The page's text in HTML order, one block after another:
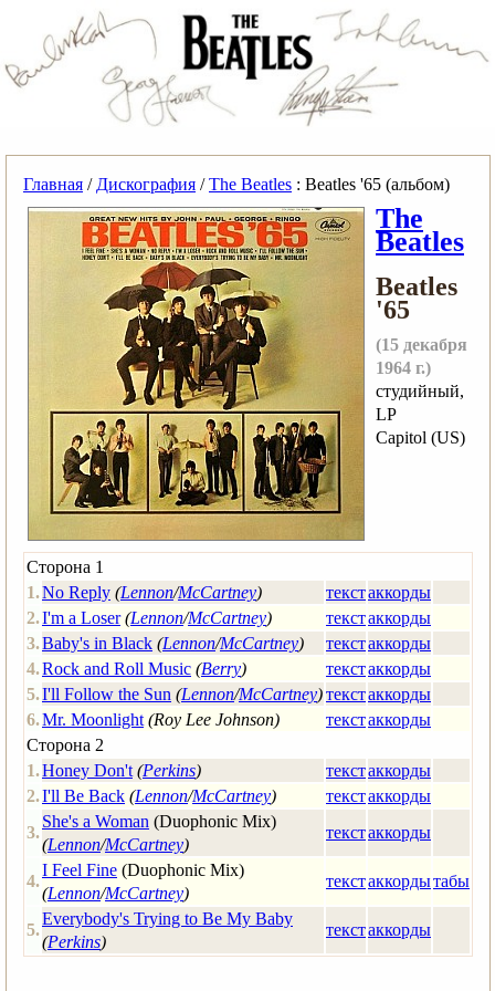
Главная / Дискография /The Beatles : Beatles '65 (альбом)
The
Beatles
Beatles
'65
(15 декабря
1964 г.)
студийный,
LP
Capitol (US)
Сторона 1
1.No Reply (Lennon/McCartney) текстаккорды
2.I'm a Loser (Lennon/McCartney) текстаккорды
3.Baby's in Black (Lennon/McCartney) текстаккорды
4.Rock and Roll Music (Berry) текстаккорды
5.I'll Follow the Sun (Lennon/McCartney)текстаккорды
6.Mr. Moonlight (Roy Lee Johnson) текстаккорды
Сторона 2
1.Honey Don't (Perkins) текстаккорды
2.I'll Be Back (Lennon/McCartney) текстаккорды
3.
She's a Woman (Duophonic Mix)
(Lennon/McCartney)
текстаккорды
4.
I Feel Fine (Duophonic Mix)
(Lennon/McCartney)
текстаккордытабы
5.
Everybody's Trying to Be My Baby
(Perkins)
текстаккорды